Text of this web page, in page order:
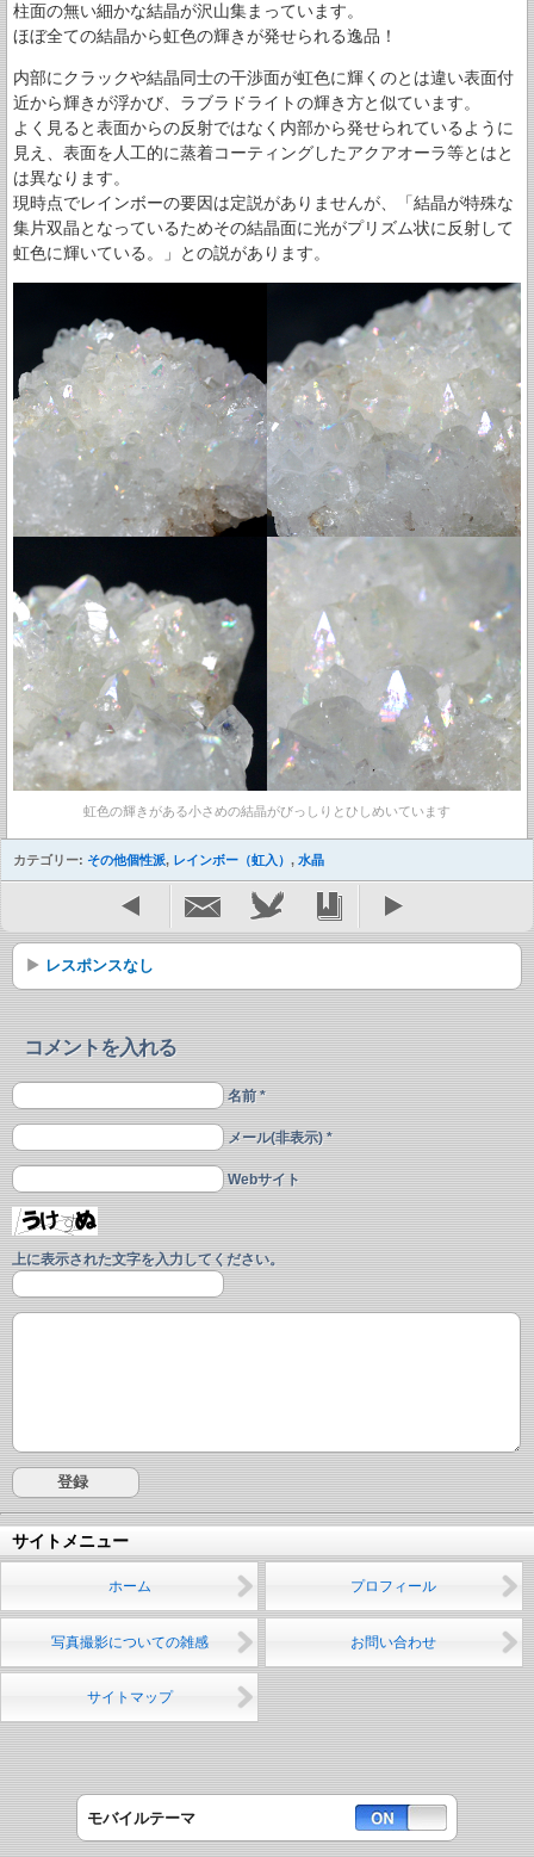
柱面の無い細かな結晶が沢山集まっています。
ほぼ全ての結晶から虹色の輝きが発せられる逸品！
内部にクラックや結晶同士の干渉面が虹色に輝くのとは違い表面付
近から輝きが浮かび、ラブラドライトの輝き方と似ています。
よく見ると表面からの反射ではなく内部から発せられているように
見え、表面を人工的に蒸着コーティングしたアクアオーラ等とはと
は異なります。
現時点でレインボーの要因は定説がありませんが、「結晶が特殊な
集片双晶となっているためその結晶面に光がプリズム状に反射して
虹色に輝いている。」との説があります。
虹色の輝きがある小さめの結晶がびっしりとひしめいています
カテゴリー: その他個性派, レインボー（虹入） , 水晶
レスポンスなし
コメントを入れる
名前 *
メール(非表示) *
Webサイト
上に表示された文字を入力してください。
サイトメニュー
ホーム プロフィール
写真撮影についての雑感 お問い合わせ
サイトマップ
モバイルテーマ